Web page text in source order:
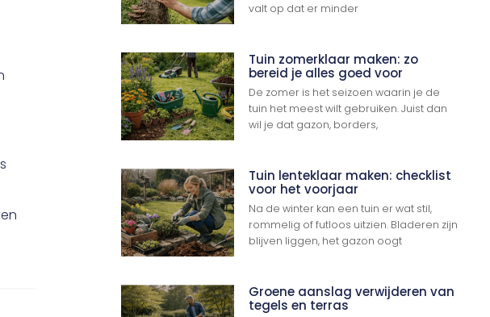
valt op dat er minder
Tuin zomerklaar maken: zo
bereid je alles goed voor
De zomer is het seizoen waarin je de
tuin het meest wilt gebruiken. Juist dan
wil je dat gazon, borders,
Tuin lenteklaar maken: checklist
voor het voorjaar
Na de winter kan een tuin er wat stil,
rommelig of futloos uitzien. Bladeren zijn
blijven liggen, het gazon oogt
Groene aanslag verwijderen van
tegels en terras